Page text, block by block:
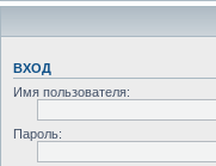
ВХОД
Имя пользователя:
Пароль: